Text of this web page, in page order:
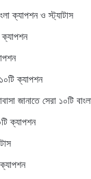
ক্যাপশন ও স্ট্যাটাস
ক্যাপশন
ক্যাপশন
জানাতে সেরা ১০টি
ক্যাপশন
ক্যাপশন